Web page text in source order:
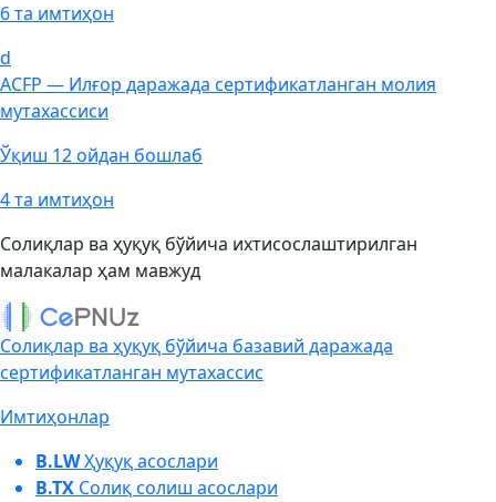
6 та имтиҳон
d
ACFP — Илғор даражада сертификатланган молия
мутахассиси
Ўқиш 12 ойдан бошлаб
4 та имтиҳон
Солиқлар ва ҳуқуқ бўйича ихтисослаштирилган
малакалар ҳам мавжуд
Солиқлар ва ҳуқуқ бўйича базавий даражада
сертификатланган мутахассис
Имтиҳонлар
B.LWҲуқуқ асослари
B.TX Солиқ солиш асослари